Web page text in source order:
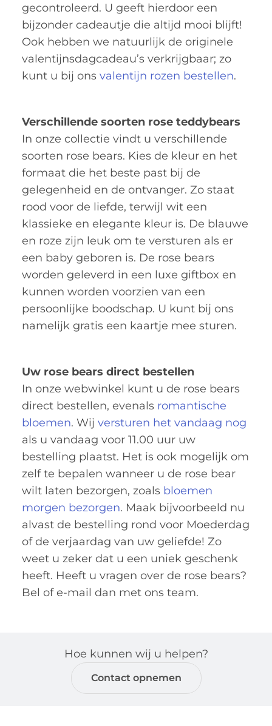
gecontroleerd. U geeft hierdoor een
bijzonder cadeautje die altijd mooi blijft!
Ook hebben we natuurlijk de originele
valentijnsdagcadeau’s verkrijgbaar; zo
kunt u bij ons valentijn rozen bestellen.
Verschillende soorten rose teddybears
In onze collectie vindt u verschillende
soorten rose bears. Kies de kleur en het
formaat die het beste past bij de
gelegenheid en de ontvanger. Zo staat
rood voor de liefde, terwijl wit een
klassieke en elegante kleur is. De blauwe
en roze zijn leuk om te versturen als er
een baby geboren is. De rose bears
worden geleverd in een luxe giftbox en
kunnen worden voorzien van een
persoonlijke boodschap. U kunt bij ons
namelijk gratis een kaartje mee sturen.
Uw rose bears direct bestellen
In onze webwinkel kunt u de rose bears
direct bestellen, evenals romantische
bloemen. Wij versturen het vandaag nog
als u vandaag voor 11.00 uur uw
bestelling plaatst. Het is ook mogelijk om
zelf te bepalen wanneer u de rose bear
wilt laten bezorgen, zoals bloemen
morgen bezorgen. Maak bijvoorbeeld nu
alvast de bestelling rond voor Moederdag
of de verjaardag van uw geliefde! Zo
weet u zeker dat u een uniek geschenk
heeft. Heeft u vragen over de rose bears?
Bel of e-mail dan met ons team.
Hoe kunnen wij u helpen?
Contact opnemen